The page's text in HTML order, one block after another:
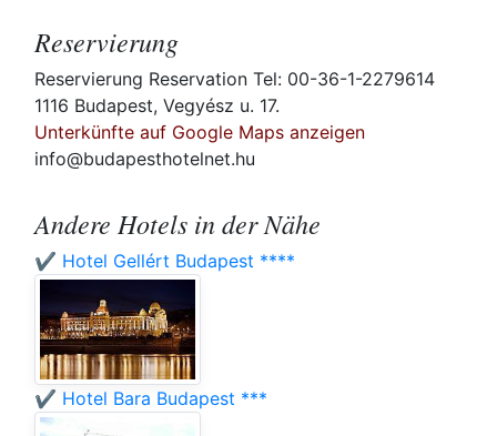
Reservierung
Reservierung Reservation Tel: 00-36-1-2279614
1116 Budapest, Vegyész u. 17.
Unterkünfte auf Google Maps anzeigen
info@budapesthotelnet.hu
Andere Hotels in der Nähe
✔️ Hotel Gellért Budapest ****
✔️ Hotel Bara Budapest ***